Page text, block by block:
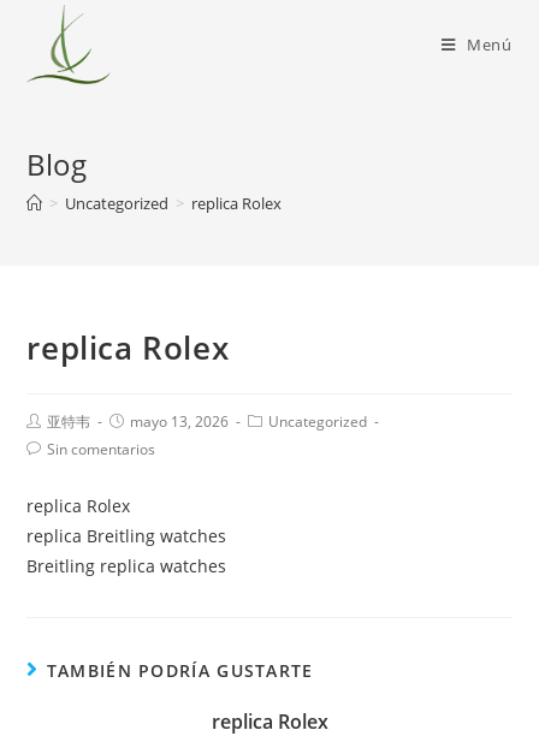
Menú
Blog
> Uncategorized > replica Rolex
replica Rolex
亚特韦 mayo 13, 2026
Uncategorized
Sin comentarios
replica Rolex
replica Breitling watches
Breitling replica watches
TAMBIÉN PODRÍA GUSTARTE
replica Rolex